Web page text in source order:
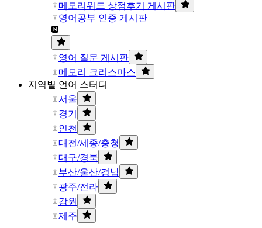
메모리워드 상점후기 게시판
영어공부 인증 게시판
영어 질문 게시판
메모리 크리스마스
지역별 언어 스터디
서울
경기
인천
대전/세종/충청
대구/경북
부산/울산/경남
광주/전라
강원
제주